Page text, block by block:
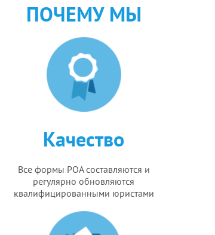
ПОЧЕМУ МЫ
Качество
Все формы POA составляются и
регулярно обновляются
квалифицированными юристами